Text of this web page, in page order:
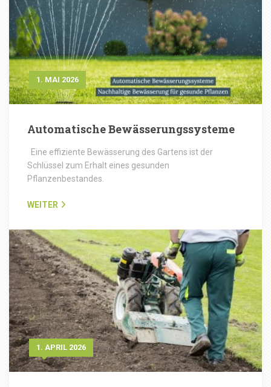
1. MAI 2026
Automatische Bewässerungssysteme
Eine effiziente Bewässerung des Gartens ist der
Schlüssel zum Erhalt eines gesunden
Pflanzenbestandes.
WEITER
1. APRIL 2026